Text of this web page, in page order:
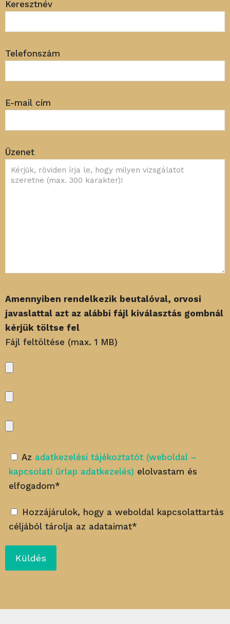
Keresztnév
Telefonszám
E-mail cím
Üzenet
Amennyiben rendelkezik beutalóval, orvosi
javaslattal azt az alábbi fájl kiválasztás gombnál
kérjük töltse fel
Fájl feltöltése (max. 1 MB)
Az adatkezelési tájékoztatót (weboldal –
kapcsolati űrlap adatkezelés) elolvastam és
elfogadom*
Hozzájárulok, hogy a weboldal kapcsolattartás
céljából tárolja az adataimat*